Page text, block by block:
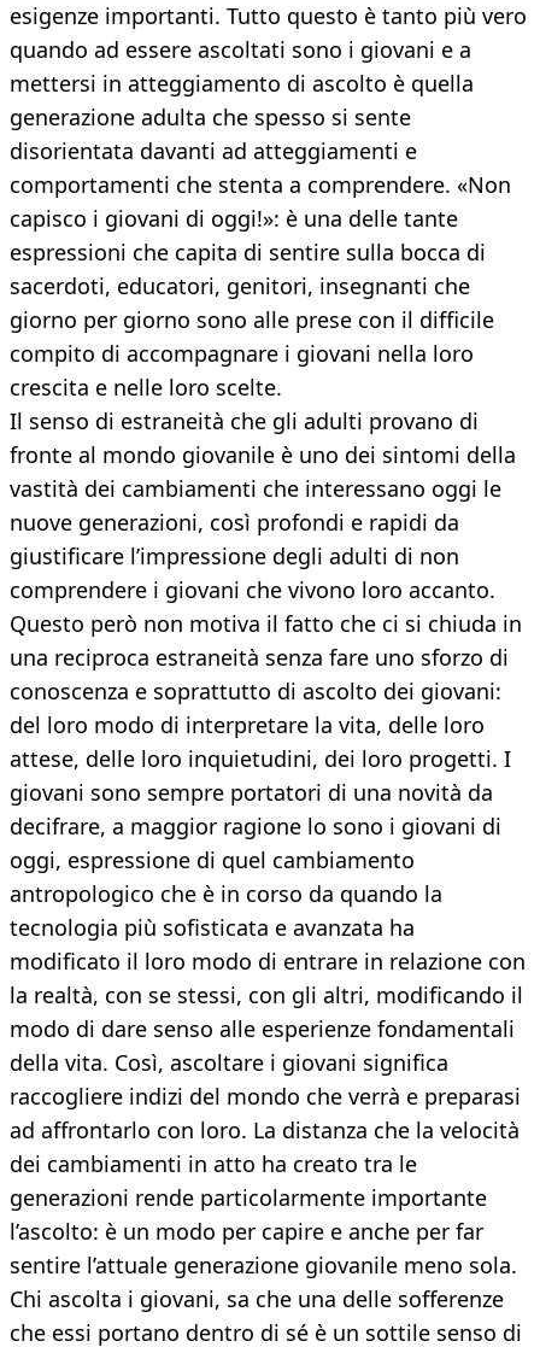
esigenze importanti. Tutto questo è tanto più vero
quando ad essere ascoltati sono i giovani e a
mettersi in atteggiamento di ascolto è quella
generazione adulta che spesso si sente
disorientata davanti ad atteggiamenti e
comportamenti che stenta a comprendere. «Non
capisco i giovani di oggi!»: è una delle tante
espressioni che capita di sentire sulla bocca di
sacerdoti, educatori, genitori, insegnanti che
giorno per giorno sono alle prese con il difficile
compito di accompagnare i giovani nella loro
crescita e nelle loro scelte.
Il senso di estraneità che gli adulti provano di
fronte al mondo giovanile è uno dei sintomi della
vastità dei cambiamenti che interessano oggi le
nuove generazioni, così profondi e rapidi da
giustificare l’impressione degli adulti di non
comprendere i giovani che vivono loro accanto.
Questo però non motiva il fatto che ci si chiuda in
una reciproca estraneità senza fare uno sforzo di
conoscenza e soprattutto di ascolto dei giovani:
del loro modo di interpretare la vita, delle loro
attese, delle loro inquietudini, dei loro progetti. I
giovani sono sempre portatori di una novità da
decifrare, a maggior ragione lo sono i giovani di
oggi, espressione di quel cambiamento
antropologico che è in corso da quando la
tecnologia più sofisticata e avanzata ha
modificato il loro modo di entrare in relazione con
la realtà, con se stessi, con gli altri, modificando il
modo di dare senso alle esperienze fondamentali
della vita. Così, ascoltare i giovani significa
raccogliere indizi del mondo che verrà e preparasi
ad affrontarlo con loro. La distanza che la velocità
dei cambiamenti in atto ha creato tra le
generazioni rende particolarmente importante
l’ascolto: è un modo per capire e anche per far
sentire l’attuale generazione giovanile meno sola.
Chi ascolta i giovani, sa che una delle sofferenze
che essi portano dentro di sé è un sottile senso di